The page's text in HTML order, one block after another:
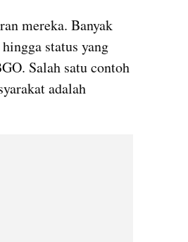
mereka. Banyak
status yang
Salah satu contoh
adalah